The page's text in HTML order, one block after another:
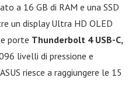
a 16 GB di RAM e una SSD
un display Ultra HD OLED
porte Thunderbolt 4 USB-C,
livelli di pressione e
riesce a raggiungere le 15